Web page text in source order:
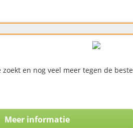
en nog veel meer tegen de beste
Meer informatie